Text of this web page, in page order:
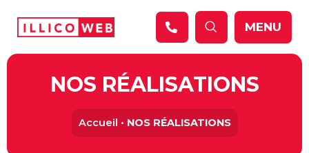
MENU
NOS RÉALISATIONS
Accueil • NOS RÉALISATIONS
Panneau de gestion des cookies